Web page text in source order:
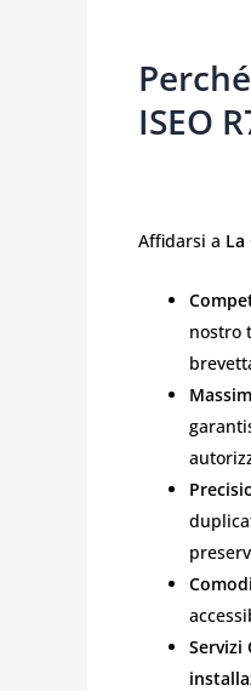
ISEO
Affidarsi a La
nostro
Servizi